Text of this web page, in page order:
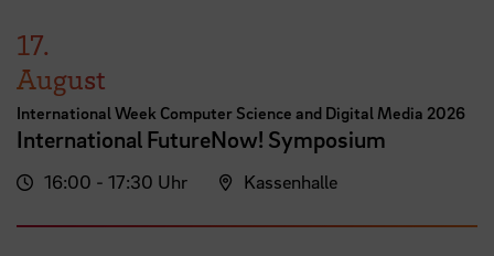
17.
August
International Week Computer Science and Digital Media 2026
International FutureNow! Symposium
16:00 - 17:30 Uhr Kassenhalle